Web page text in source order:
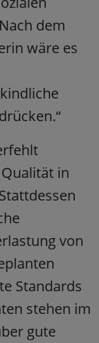
dem
wäre es
in
von
Standards
stehen im
gute